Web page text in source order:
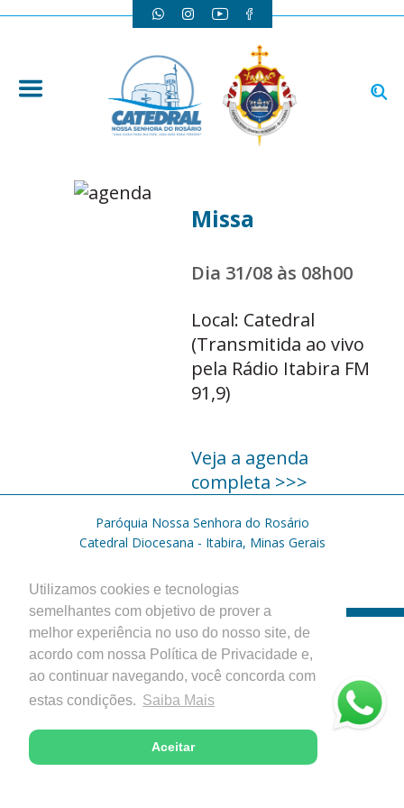
Utilizamos cookies e tecnologias
semelhantes com objetivo de prover a
melhor experiência no uso do nosso site, de
acordo com nossa Política de Privacidade e,
ao continuar navegando, você concorda com
estas condições. Saiba Mais
Aceitar
Missa
Dia 31/08 às 08h00
Local: Catedral
(Transmitida ao vivo
pela Rádio Itabira FM
91,9)
Veja a agenda
completa >>>
Paróquia Nossa Senhora do Rosário
Catedral Diocesana - Itabira, Minas Gerais